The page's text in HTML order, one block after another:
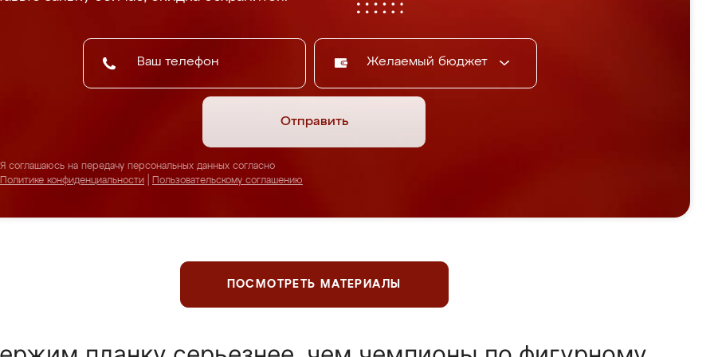
Желаемый бюджет
Отправить
Я соглашаюсь на передачу персональных данных согласно
Политике конфиденциальности
Пользовательскому соглашению
ПОСМОТРЕТЬ МАТЕРИАЛЫ